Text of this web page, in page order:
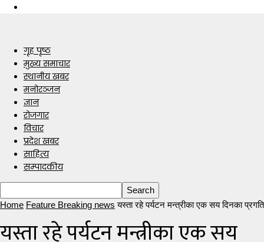
गृह पृष्ठ
मुख्य समाचार
स्थानीय खबर
मनोरञ्जन
ज्ञान
रोजगार
विचार
प्रदेश खबर
साहित्य
सम्पादकीय
Home Feature Breaking news यस्ता रहे पर्यटन मन्त्रीका एक सय दिनका प्रगति
यस्ता रहे पर्यटन मन्त्रीका एक सय